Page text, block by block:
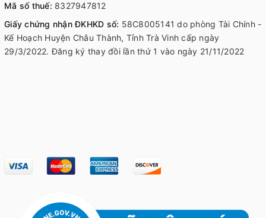
Mã số thuế: 8327947812
Giấy chứng nhận ĐKHKD số: 58C8005141 do phòng Tài Chính -
Kế Hoạch Huyện Châu Thành, Tỉnh Trà Vinh cấp ngày
29/3/2022. Đăng ký thay đồi lần thứ 1 vào ngày 21/11/2022